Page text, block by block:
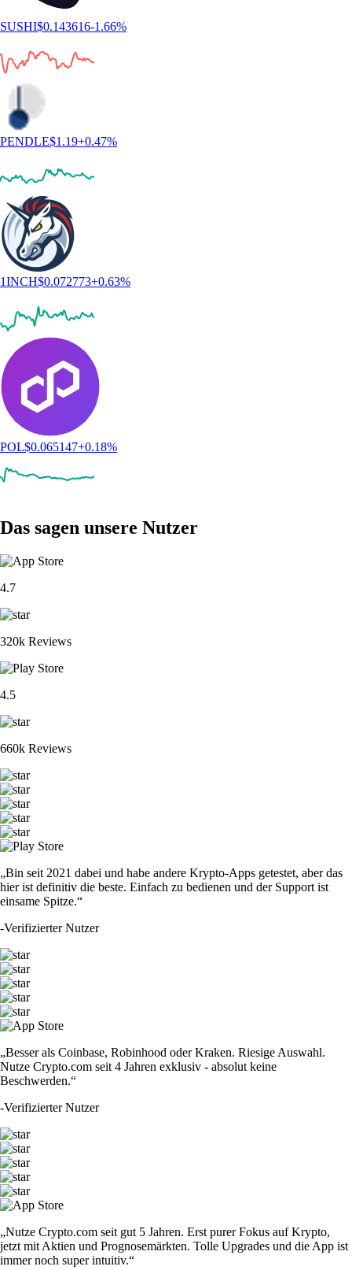
SUSHI$0.143616-1.66%
PENDLE$1.19+0.47%
1INCH$0.072773+0.63%
POL$0.065147+0.18%
Das sagen unsere Nutzer
4.7
320k Reviews
4.5
660k Reviews
„Bin seit 2021 dabei und habe andere Krypto-Apps getestet, aber das
hier ist definitiv die beste. Einfach zu bedienen und der Support ist
einsame Spitze.“
-Verifizierter Nutzer
„Besser als Coinbase, Robinhood oder Kraken. Riesige Auswahl.
Nutze Crypto.com seit 4 Jahren exklusiv - absolut keine
Beschwerden.“
-Verifizierter Nutzer
„Nutze Crypto.com seit gut 5 Jahren. Erst purer Fokus auf Krypto,
jetzt mit Aktien und Prognosemärkten. Tolle Upgrades und die App ist
immer noch super intuitiv.“